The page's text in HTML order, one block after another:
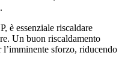
è essenziale riscaldare
Un buon riscaldamento
sforzo, riducendo